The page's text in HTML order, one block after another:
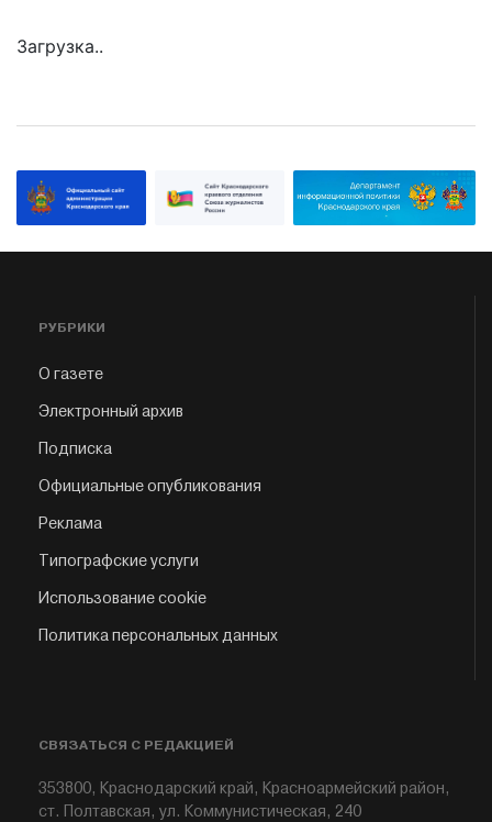
Загрузка..
РУБРИКИ
О газете
Электронный архив
Подписка
Официальные опубликования
Реклама
Типографские услуги
Использование cookie
Политика персональных данных
СВЯЗАТЬСЯ С РЕДАКЦИЕЙ
353800, Краснодарский край, Красноармейский район,
ст. Полтавская, ул. Коммунистическая, 240